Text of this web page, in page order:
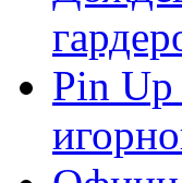
Pin